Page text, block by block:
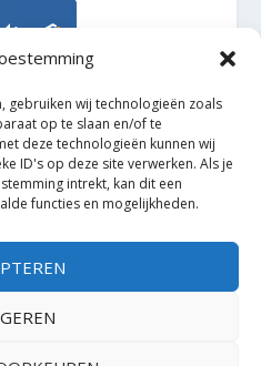
gebruiken wij technologieën zoals
op te slaan en/of te
deze technologieën kunnen wij
ID's op deze site verwerken. Als je
intrekt, kan dit een
functies en mogelijkheden.
TrudoFM